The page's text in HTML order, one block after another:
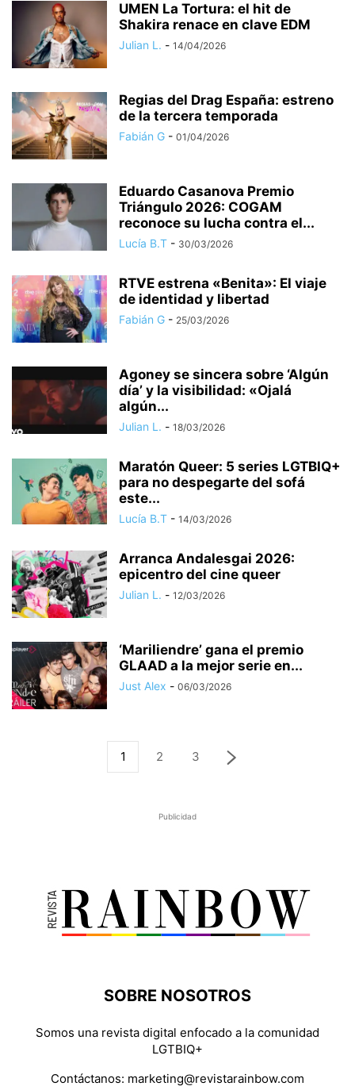
UMEN La Tortura: el hit de
Shakira renace en clave EDM
Julian L. - 14/04/2026
Regias del Drag España: estreno
de la tercera temporada
Fabián G - 01/04/2026
Eduardo Casanova Premio
Triángulo 2026: COGAM
reconoce su lucha contra el...
Lucía B.T - 30/03/2026
RTVE estrena «Benita»: El viaje
de identidad y libertad
Fabián G - 25/03/2026
Agoney se sincera sobre ‘Algún
día’ y la visibilidad: «Ojalá
algún...
Julian L. - 18/03/2026
Maratón Queer: 5 series LGTBIQ+
para no despegarte del sofá
este...
Lucía B.T - 14/03/2026
Arranca Andalesgai 2026:
epicentro del cine queer
Julian L. - 12/03/2026
‘Mariliendre’ gana el premio
GLAAD a la mejor serie en...
Just Alex - 06/03/2026
1 2 3
Publicidad
SOBRE NOSOTROS
Somos una revista digital enfocado a la comunidad
LGTBIQ+
Contáctanos: marketing@revistarainbow.com